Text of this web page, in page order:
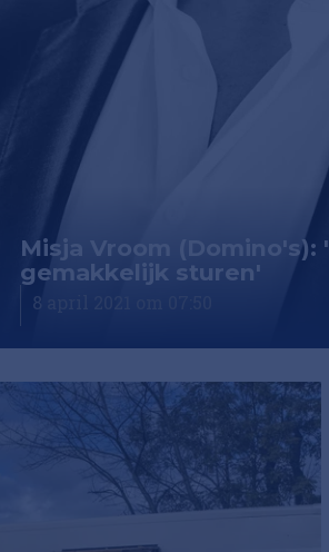
Misja Vroom
gemakkelijk sturen'
8 april 2021 om 07:50